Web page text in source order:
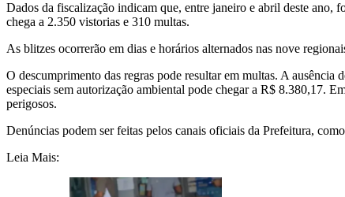
Dados da fiscalização indicam que, entre janeiro e abril deste ano,
chega a 2.350 vistorias e 310 multas.
As blitzes ocorrerão em dias e horários alternados nas nove
O descumprimento das regras pode resultar em multas. A
especiais sem autorização ambiental pode chegar a R$ 8.380,17.
perigosos.
Denúncias podem ser feitas pelos canais oficiais da Prefeitura,
Leia Mais: